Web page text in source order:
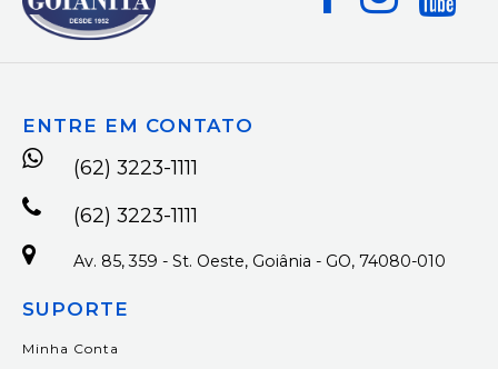
ENTRE EM CONTATO
(62) 3223-1111
(62) 3223-1111
Av. 85, 359 - St. Oeste, Goiânia - GO, 74080-010
SUPORTE
Minha Conta